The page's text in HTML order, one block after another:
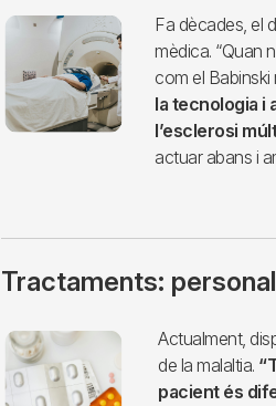
Imagen
Fa dècades, el
mèdica. “Quan
com el Babinski
la tecnologia i
l’esclerosi
actuar abans i
Tractaments:
Imagen
Actualment,
de la malaltia.
pacient és